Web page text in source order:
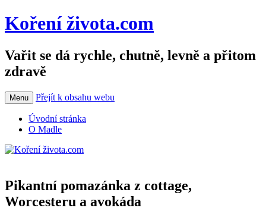
Koření života.com
Vařit se dá rychle, chutně, levně a přitom
zdravě
Menu Přejít k obsahu webu
Úvodní stránka
O Madle
Pikantní pomazánka z cottage,
Worcesteru a avokáda